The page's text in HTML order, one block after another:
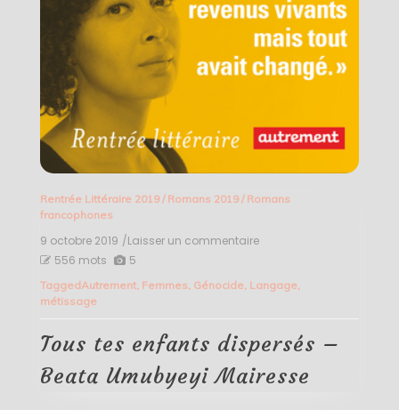
Rentrée Littéraire 2019/ Romans 2019/ Romans
francophones
9 octobre 2019 /Laisser un commentaireon
enfants
Umubyeyi
556 mots 5
TaggedAutrement, Femmes, Génocide, Langage,
métissage
Tous tes enfants dispersés –
Beata Umubyeyi Mairesse